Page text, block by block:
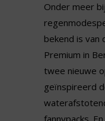
Onder meer
bekend is van
Premium in
twee nieuwe
geïnspireerd